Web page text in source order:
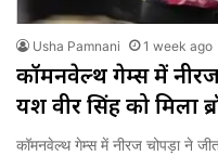
Usha Pamnani 1 week ago
कॉमनवेल्थ गेम्स में
यश वीर सिंह को मिला
कॉमनवेल्थ गेम्स में नीरज चोपड़ा ने